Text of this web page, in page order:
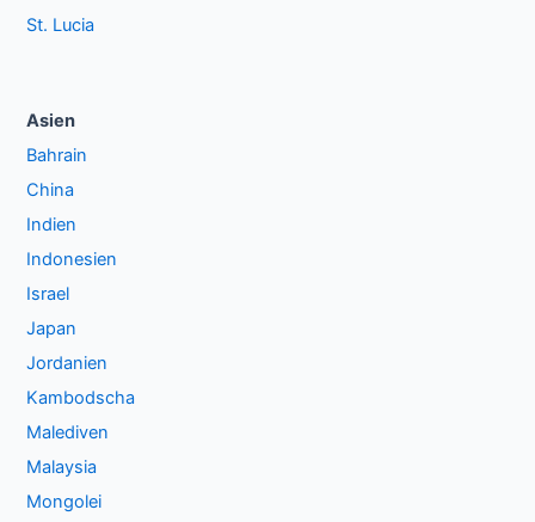
St. Lucia
Asien
Bahrain
China
Indien
Indonesien
Israel
Japan
Jordanien
Kambodscha
Malediven
Malaysia
Mongolei